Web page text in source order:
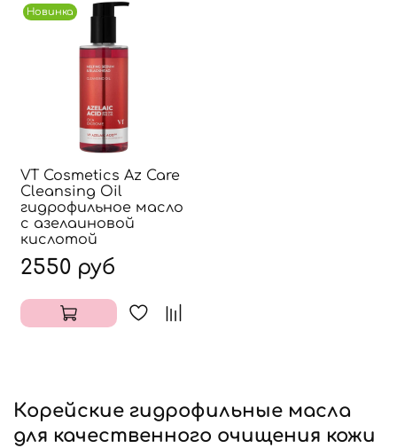
Новинка
VT Cosmetics Az Care
Cleansing Oil
гидрофильное масло
с азелаиновой
кислотой
2550 руб
Корейские гидрофильные масла
для качественного очищения кожи